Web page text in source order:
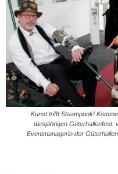
Kunst trifft Steampunk!
diesjährigen Güterhallenfest.
Eventmanagerin der